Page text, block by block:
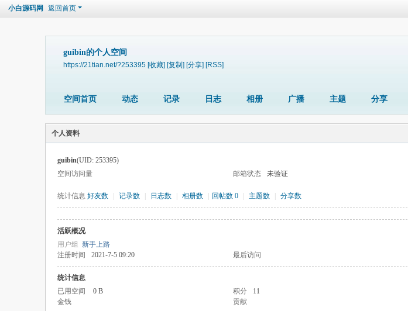
小白源码网 返回首页
guibin的个人空间
https://21tian.net/?253395 [收藏] [复制] [分享] [RSS]
空间首页 动态 记录 日志 相册 广播 主题 分享
个人资料
guibin(UID: 253395)
空间访问量
邮箱状态 未验证
统计信息 好友数 记录数 日志数 相册数 回帖数 0 主题数 分享数
活跃概况
用户组 新手上路
注册时间
2021-7-5 09:20 最后访问
统计信息
已用空间
0 B 积分 11
金钱
贡献